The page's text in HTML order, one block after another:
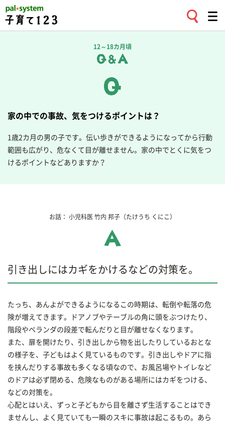
12～18カ月頃
家の中での事故、気をつけるポイントは？
1歳2カ月の男の子です。伝い歩きができるようになってから行動
範囲も広がり、危なくて目が離せません。家の中でとくに気をつ
けるポイントなどありますか？
お話： 小児科医 竹内 邦子 （たけうち くにこ）
引き出しにはカギをかけるなどの対策を。
たっち、あんよができるようになるこの時期は、転倒や転落の危
険が増えてきます。ドアノブやテーブルの角に頭をぶつけたり、
階段やベランダの段差で転んだりと目が離せなくなります。
また、扉を開けたり、引き出しから物を出したりしているおとな
の様子を、子どもはよく見ているものです。引き出しやドアに指
を挟んだりする事故も多くなる頃なので、お風呂場やトイレなど
のドアは必ず閉める、危険なものがある場所にはカギをつける、
などの対策を。
心配とはいえ、ずっと子どもから目を離さず生活することはでき
ませんし、よく見ていても一瞬のスキに事故は起こるもの。あら